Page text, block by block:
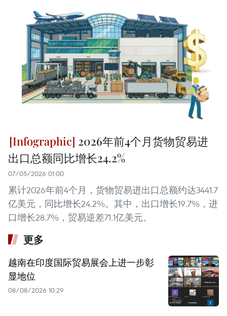
2026年前4个月货物贸易进
出口总额同比增长24.2%
07/05/2026 01:00
累计2026年前4个月，货物贸易进出口总额约达3441.7
亿美元，同比增长24.2%。其中，出口增长19.7%，进
口增长28.7%，贸易逆差71.1亿美元。
更多
越南在印度国际贸易展会上进一步彰
显地位
08/08/2026 10:29